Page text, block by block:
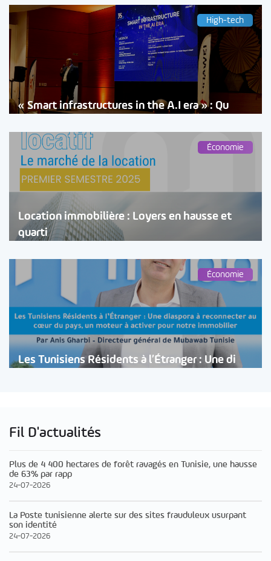
High-tech
« Smart infrastructures in the A.I era » : Qu
Économie
Location immobilière : Loyers en hausse et
quarti
Économie
Les Tunisiens Résidents à l’Étranger : Une di
Fil D'actualités
Plus de 4 400 hectares de forêt ravagés en Tunisie, une hausse
de 63% par rapp
24-07-2026
La Poste tunisienne alerte sur des sites frauduleux usurpant
son identité
24-07-2026